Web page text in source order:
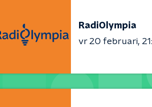
RadiOlympia
vr 20 februari